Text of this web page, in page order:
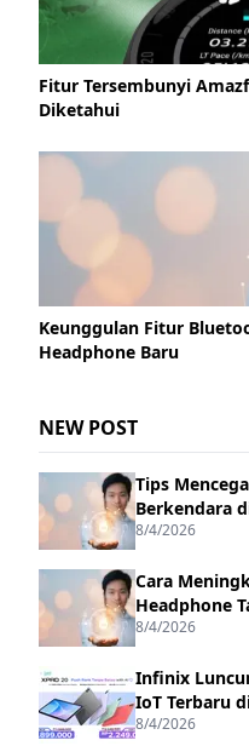
Fitur Tersembunyi
Diketahui
Keunggulan Fitur
Headphone Baru
NEW POST
Tips
Berkendara
8/4/2026
Cara
Headphone
8/4/2026
Infinix
IoT Terbaru
8/4/2026